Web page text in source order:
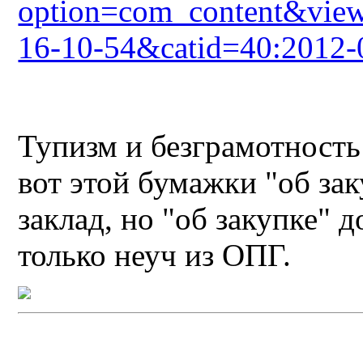
16-10-
Тупизм и
вот этой бумажки "об
заклад, но "об закупке"
только неуч из ОПГ.